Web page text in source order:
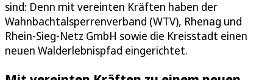
sind: Denn mit vereinten Kräften haben der
Wahnbachtalsperrenverband (WTV), Rhenag und
Rhein-Sieg-Netz GmbH sowie die Kreisstadt einen
neuen Walderlebnispfad eingerichtet.